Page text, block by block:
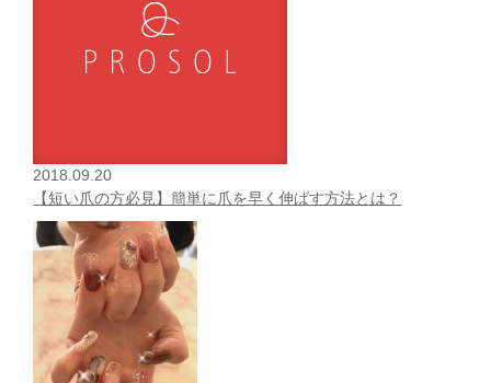
2018.09.20
【短い爪の方必見】簡単に爪を早く伸ばす方法とは？